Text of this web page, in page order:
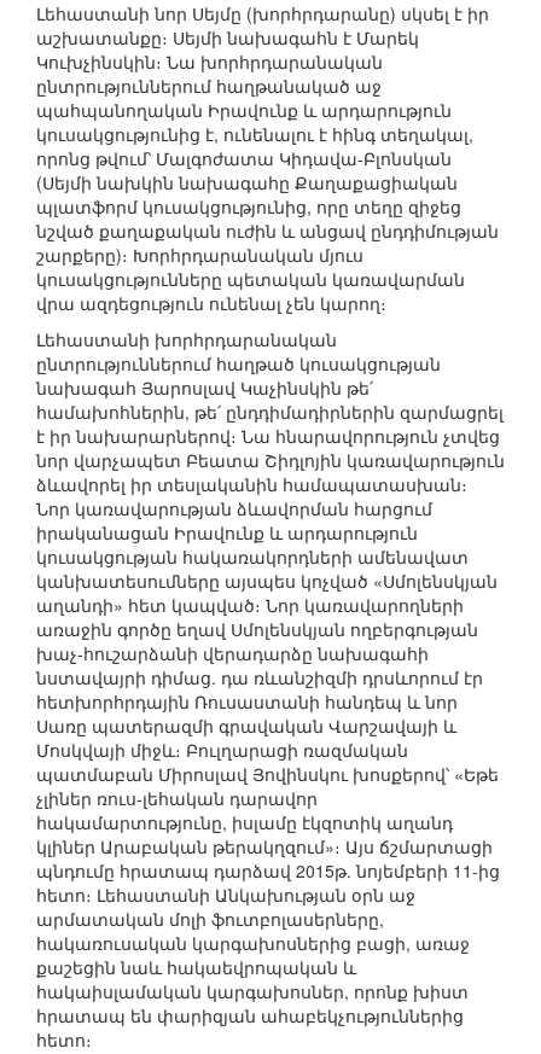
Լեհաստանի նոր Սեյմը (խորհրդարանը) սկսել է իր
աշխատանքը։ Սեյմի նախագահն է Մարեկ
Կուխչինսկին։ Նա խորհրդարանական
ընտրություններում հաղթանակած աջ
պահպանողական Իրավունք և արդարություն
կուսակցությունից է, ունենալու է հինգ տեղակալ,
որոնց թվում՝ Մալգոժատա Կիդավա-Բլոնսկան
(Սեյմի նախկին նախագահը Քաղաքացիական
պլատֆորմ կուսակցությունից, որը տեղը զիջեց
նշված քաղաքական ուժին և անցավ ընդդիմության
շարքերը)։ Խորհրդարանական մյուս
կուսակցությունները պետական կառավարման
վրա ազդեցություն ունենալ չեն կարող։
Լեհաստանի խորհրդարանական
ընտրություններում հաղթած կուսակցության
նախագահ Յարոսլավ Կաչինսկին թե՛
համախոհներին, թե՛ ընդդիմադիրներին զարմացրել
է իր նախարարներով։ Նա հնարավորություն չտվեց
նոր վարչապետ Բեատա Շիդլոյին կառավարություն
ձևավորել իր տեսլականին համապատասխան։
Նոր կառավարության ձևավորման հարցում
իրականացան Իրավունք և արդարություն
կուսակցության հակառակորդների ամենավատ
կանխատեսումները այսպես կոչված «Սմոլենսկյան
աղանդի» հետ կապված։ Նոր կառավարողների
առաջին գործը եղավ Սմոլենսկյան ողբերգության
խաչ-հուշարձանի վերադարձը նախագահի
նստավայրի դիմաց. դա ռևանշիզմի դրսևորում էր
հետխորհրդային Ռուսաստանի հանդեպ և նոր
Սառը պատերազմի գրավական Վարշավայի և
Մոսկվայի միջև։ Բուլղարացի ռազմական
պատմաբան Միրոսլավ Յովինսկու խոսքերով՝ «Եթե
չլիներ ռուս-լեհական դարավոր
հակամարտությունը, իսլամը էկզոտիկ աղանդ
կլիներ Արաբական թերակղզում»։ Այս ճշմարտացի
պնդումը հրատապ դարձավ 2015թ. նոյեմբերի 11-ից
հետո։ Լեհաստանի Անկախության օրն աջ
արմատական մոլի ֆուտբոլասերները,
հակառուսական կարգախոսներից բացի, առաջ
քաշեցին նաև հակաեվրոպական և
հակաիսլամական կարգախոսներ, որոնք խիստ
հրատապ են փարիզյան ահաբեկչություններից
հետո։